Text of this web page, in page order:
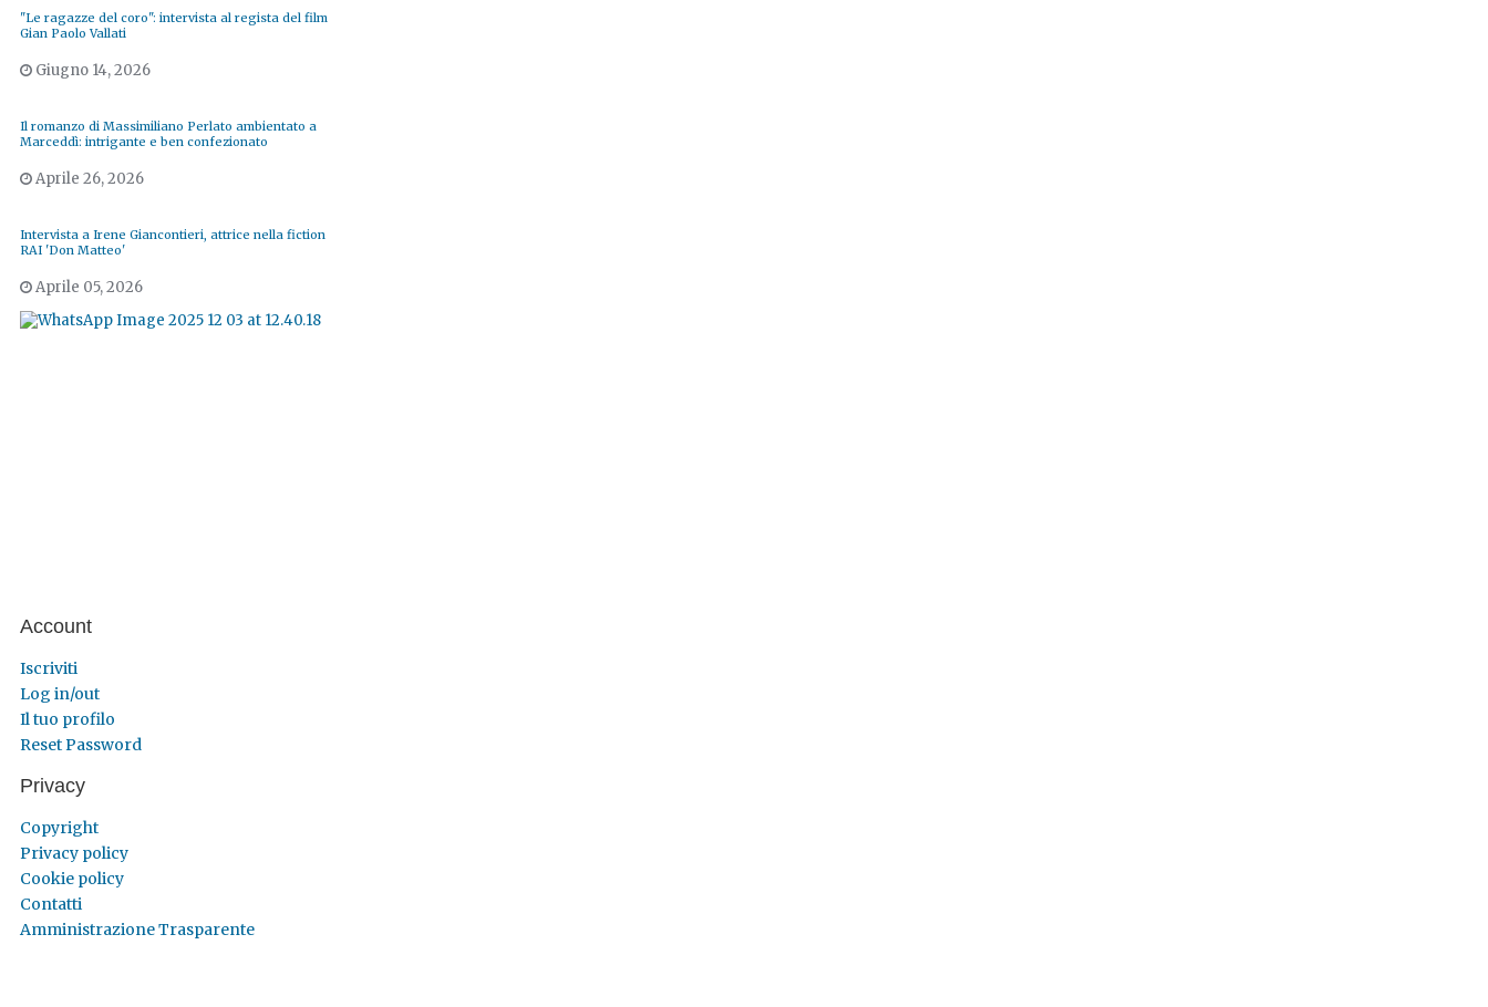
"Le ragazze del coro": intervista al regista del film
Gian Paolo Vallati
Giugno 14, 2026
Il romanzo di Massimiliano Perlato ambientato a
Marceddì: intrigante e ben confezionato
Aprile 26, 2026
Intervista a Irene Giancontieri, attrice nella fiction
RAI 'Don Matteo'
Aprile 05, 2026
Account
Iscriviti
Log in/out
Il tuo profilo
Reset Password
Privacy
Copyright
Privacy policy
Cookie policy
Contatti
Amministrazione Trasparente